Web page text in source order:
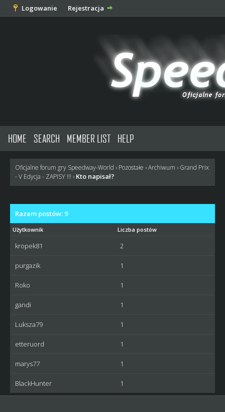
Logowanie Rejestracja
HOME SEARCH MEMBER LIST HELP
Oficjalne forum gry Speedway-World › Pozostałe ›Archiwum › Grand Prix
- V Edycja - ZAPISY !!! › Kto napisał?
Razem postów: 9
Użytkownik Liczba postów
kropek81 2
purgazik 1
Roko 1
gandi 1
Luksza79 1
etteruord 1
marys77 1
BlackHunter 1